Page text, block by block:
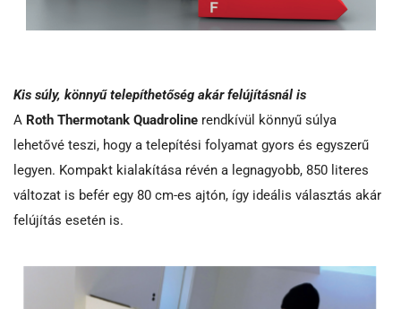
Kis súly, könnyű telepíthetőség akár felújításnál is
A Roth Thermotank Quadroline rendkívül könnyű súlya
lehetővé teszi, hogy a telepítési folyamat gyors és egyszerű
legyen. Kompakt kialakítása révén a legnagyobb, 850 literes
változat is befér egy 80 cm-es ajtón, így ideális választás akár
felújítás esetén is.